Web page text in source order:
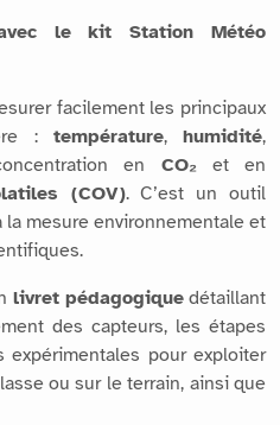
avec le kit Station Météo
facilement les principaux
: température,humidité,
en CO₂ et en
(COV). C’est un outil
mesure environnementale et
livret pédagogiquedétaillant
des capteurs, les étapes
pour exploiter
ou sur le terrain, ainsi que